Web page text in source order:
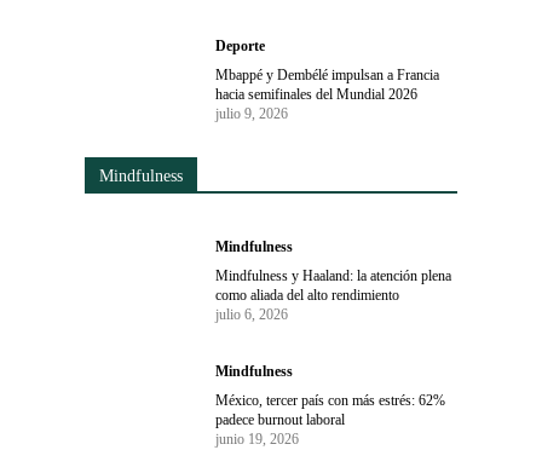
Deporte
Mbappé y Dembélé impulsan a Francia
hacia semifinales del Mundial 2026
julio 9, 2026
Mindfulness
Mindfulness
Mindfulness y Haaland: la atención plena
como aliada del alto rendimiento
julio 6, 2026
Mindfulness
México, tercer país con más estrés: 62%
padece burnout laboral
junio 19, 2026